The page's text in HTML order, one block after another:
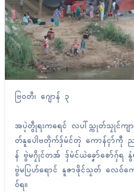
ဗြဝတဳ၊ ဂျောန် ၃
အပ္ဍဲတွဵုရးကရေၚ် လပါ်သ္ကုတ်သၠုၚ်က
တ်နူပေါဲဗတိုက်ဒှ်မံၚ်တုဲ ကောန်င္ၚာ်ကီု
န် ဗွဲမဂၠိုၚ်တအ် ဒှ်မံၚ်ယဲခၞော်စော်ဂှ်ရ နွံ
ဗွဲမပြဟ်ရောၚ် နူဇာဖိုၚ်သၟတ် လေဝ်
ဝ်ရ။